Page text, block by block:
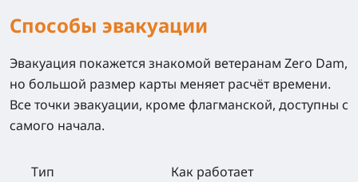
Способы эвакуации
Эвакуация покажется знакомой ветеранам Zero Dam,
но большой размер карты меняет расчёт времени.
Все точки эвакуации, кроме флагманской, доступны с
самого начала.
Тип
Как работает